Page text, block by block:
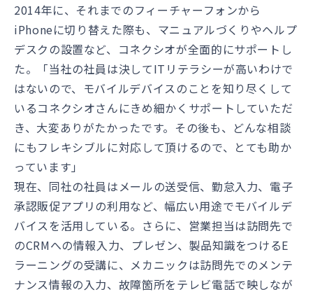
2014年に、それまでのフィーチャーフォンから
iPhoneに切り替えた際も、マニュアルづくりやヘルプ
デスクの設置など、コネクシオが全面的にサポートし
た。「当社の社員は決してITリテラシーが高いわけで
はないので、モバイルデバイスのことを知り尽くして
いるコネクシオさんにきめ細かくサポートしていただ
き、大変ありがたかったです。その後も、どんな相談
にもフレキシブルに対応して頂けるので、とても助か
っています」
現在、同社の社員はメールの送受信、勤怠入力、電子
承認販促アプリの利用など、幅広い用途でモバイルデ
バイスを活用している。さらに、営業担当は訪問先で
のCRMへの情報入力、プレゼン、製品知識をつけるE
ラーニングの受講に、メカニックは訪問先でのメンテ
ナンス情報の入力、故障箇所をテレビ電話で映しなが